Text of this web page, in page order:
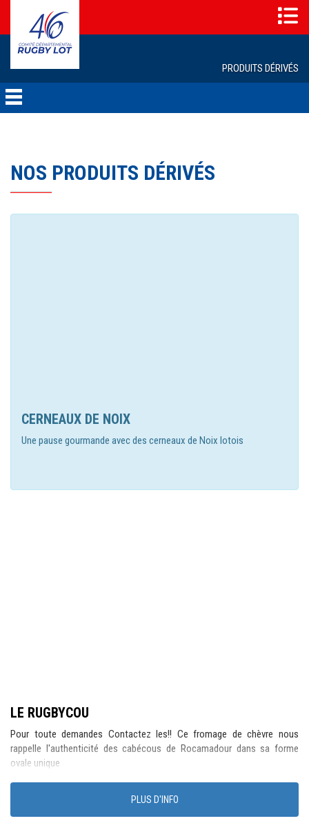
PRODUITS DÉRIVÉS
NOS PRODUITS DÉRIVÉS
CERNEAUX DE NOIX
Une pause gourmande avec des cerneaux de Noix lotois
LE RUGBYCOU
Pour toute demandes Contactez les!! Ce fromage de chèvre nous
rappelle l'authenticité des cabécous de Rocamadour dans sa forme
ovale unique
PLUS D'INFO